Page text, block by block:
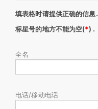
填表格时请提供正确的信息.
标星号的地方不能为空(*) .
全名
电话/移动电话